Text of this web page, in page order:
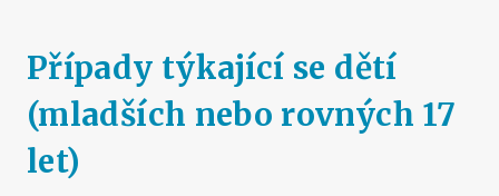
Případy týkající se dětí
(mladších nebo rovných 17
let)